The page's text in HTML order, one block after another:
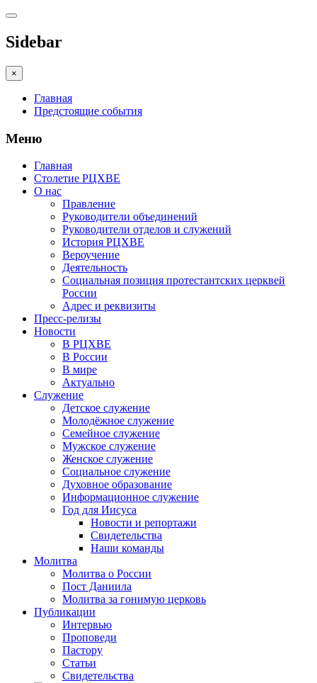
Sidebar
×
Главная
Предстоящие события
Меню
Главная
Столетие РЦХВЕ
О нас
Правление
Руководители объединений
Руководители отделов и служений
История РЦХВЕ
Вероучение
Деятельность
Социальная позиция протестантских церквей
России
Адрес и реквизиты
Пресс-релизы
Новости
В РЦХВЕ
В России
В мире
Актуально
Служение
Детское служение
Молодёжное служение
Семейное служение
Мужское служение
Женское служение
Социальное служение
Духовное образование
Информационное служение
Год для Иисуса
Новости и репортажи
Свидетельства
Наши команды
Молитва
Молитва о России
Пост Даниила
Молитва за гонимую церковь
Публикации
Интервью
Проповеди
Пастору
Статьи
Свидетельства